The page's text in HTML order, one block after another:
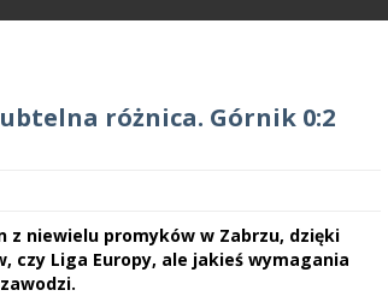
różnica. Górnik 0:2
z niewielu promyków w Zabrzu, dzięki
czy Liga Europy, ale jakieś wymagania